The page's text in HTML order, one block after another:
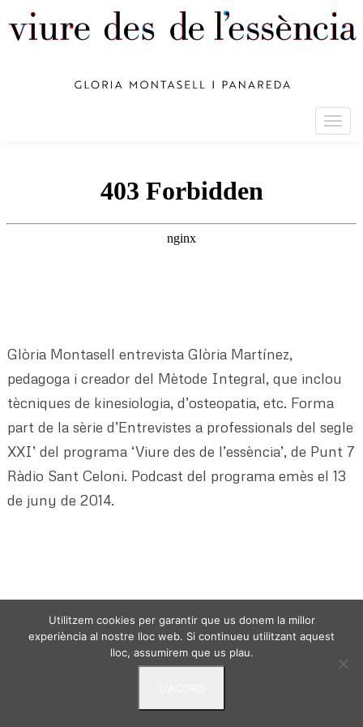
Glòria Montasell entrevista Glòria Martínez,
pedagoga i creador del Mètode Integral, que inclou
tècniques de kinesiologia, d’osteopatia, etc. Forma
part de la sèrie d’Entrevistes a professionals del segle
XXI’ del programa ‘Viure des de l’essència’, de Punt 7
Ràdio Sant Celoni. Podcast del programa emès el 13
de juny de 2014.
VIURE DES DE L'ESSENCIA - © 2024 -Politica de
Avis Legal Termes i condicions
Utilitzem cookies per garantir que us donem la millor
experiència al nostre lloc web. Si continueu utilitzant aquest
lloc, assumirem que us plau.